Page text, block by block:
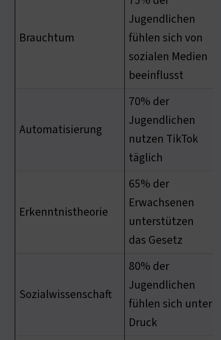
Brauchtum
Jugendlichen
fühlen sich von
sozialen Medien
beeinflusst
Automatisierung
70% der
Jugendlichen
nutzen TikTok
täglich
Erkenntnistheorie
65% der
Erwachsenen
unterstützen
das Gesetz
Sozialwissenschaft
80% der
Jugendlichen
fühlen sich unter
Druck